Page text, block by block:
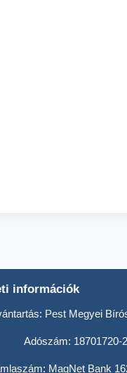
információk
Pest Megyei
Adószám: 18701720-
MagNet Bank